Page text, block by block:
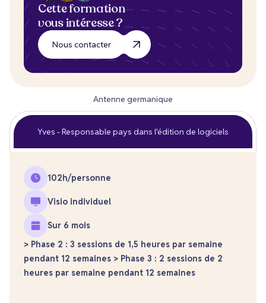
Cette formation
vous intéresse ?
Nous contacter
Antenne germanique
Yves - Responsable pays dans l'édition de logiciels
102h/personne
Visio individuel
Sur 6 mois
> Phase 2 : 3 sessions de 1,5 heures par semaine
pendant 12 semaines > Phase 3 : 2 sessions de 2
heures par semaine pendant 12 semaines